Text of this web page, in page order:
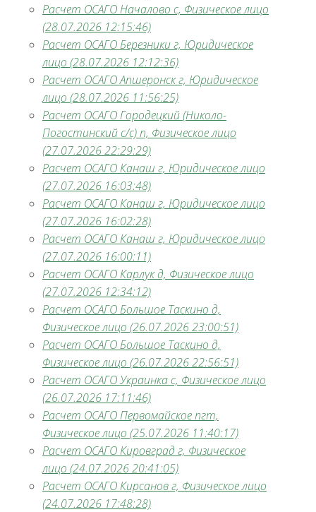
Расчет ОСАГО Началово с, Физическое лицо
(28.07.2026 12:15:46)
Расчет ОСАГО Березники г, Юридическое
лицо (28.07.2026 12:12:36)
Расчет ОСАГО Апшеронск г, Юридическое
лицо (28.07.2026 11:56:25)
Расчет ОСАГО Городецкий (Николо-
Погостинский с/с) п, Физическое лицо
(27.07.2026 22:29:29)
Расчет ОСАГО Канаш г, Юридическое лицо
(27.07.2026 16:03:48)
Расчет ОСАГО Канаш г, Юридическое лицо
(27.07.2026 16:02:28)
Расчет ОСАГО Канаш г, Юридическое лицо
(27.07.2026 16:00:11)
Расчет ОСАГО Карлук д, Физическое лицо
(27.07.2026 12:34:12)
Расчет ОСАГО Большое Таскино д,
Физическое лицо (26.07.2026 23:00:51)
Расчет ОСАГО Большое Таскино д,
Физическое лицо (26.07.2026 22:56:51)
Расчет ОСАГО Украинка с, Физическое лицо
(26.07.2026 17:11:46)
Расчет ОСАГО Первомайское пгт,
Физическое лицо (25.07.2026 11:40:17)
Расчет ОСАГО Кировград г, Физическое
лицо (24.07.2026 20:41:05)
Расчет ОСАГО Кирсанов г, Физическое лицо
(24.07.2026 17:48:28)